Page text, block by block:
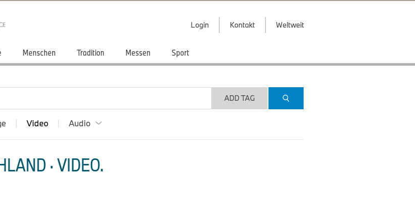
Login Kontakt Weltweit
Menschen Tradition Messen Sport
ADD TAG
Video Audio
· VIDEO.